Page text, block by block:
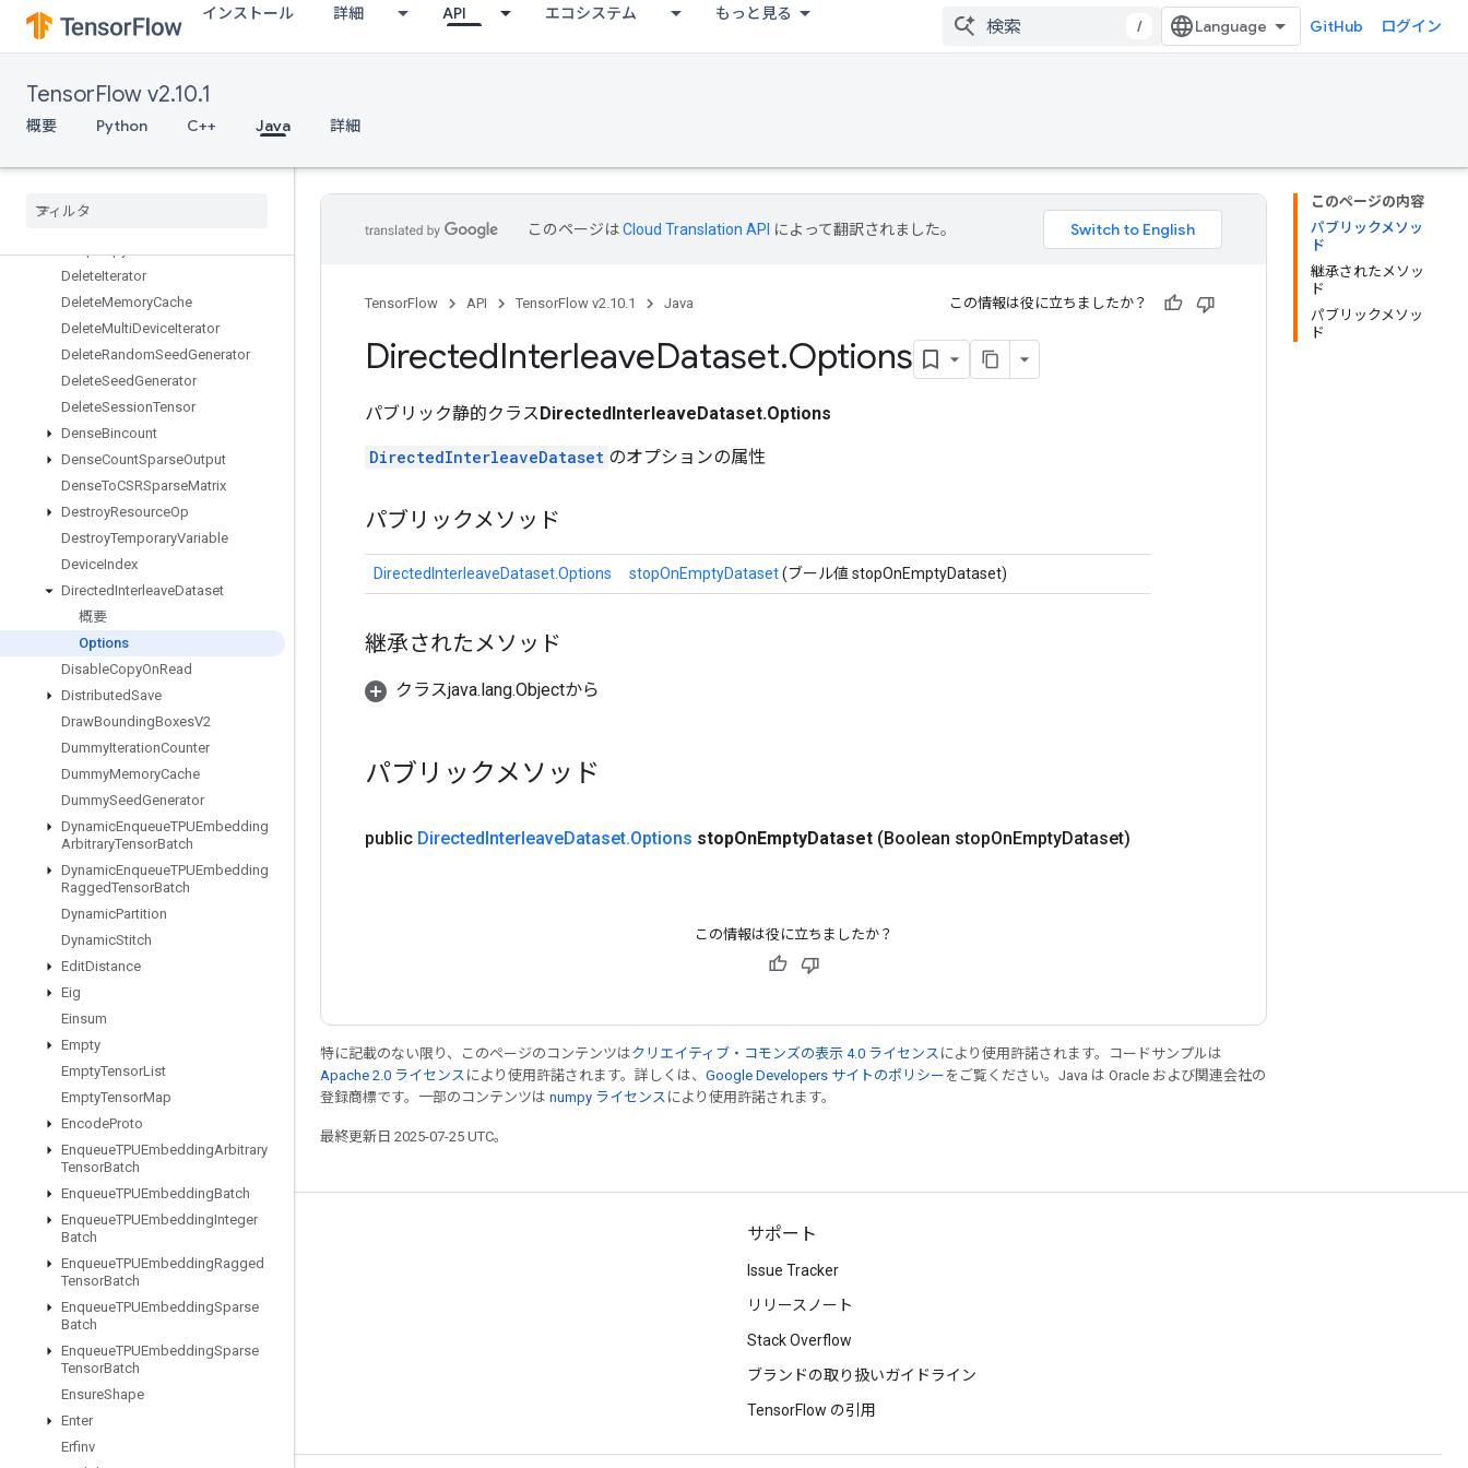
インストール 詳細 API エコシステム もっと見る
/ GitHub ログイン
TensorFlow v2.10.1
概要 Python C++ Java 詳細
DebugIdentity
DebugIdentityV2
DebugNanCount
DebugNumericSummary
DecodeImage
DeleteIterator
DeleteMemoryCache
DeleteMultiDeviceIterator
DeleteRandomSeedGenerator
DeleteSeedGenerator
DeleteSessionTensor
DenseBincount
DenseCountSparseOutput
DenseToCSRSparseMatrix
DestroyResourceOp
DestroyTemporaryVariable
DeviceIndex
DirectedInterleaveDataset
概要
Options
DisableCopyOnRead
DistributedSave
DrawBoundingBoxesV2
DummyIterationCounter
DummyMemoryCache
DummySeedGenerator
DynamicEnqueueTPUEmbedding
ArbitraryTensorBatch
DynamicEnqueueTPUEmbedding
RaggedTensorBatch
DynamicPartition
DynamicStitch
EditDistance
Eig
Einsum
Empty
EmptyTensorList
EmptyTensorMap
EncodeProto
EnqueueTPUEmbeddingArbitrary
TensorBatch
EnqueueTPUEmbeddingBatch
EnqueueTPUEmbeddingInteger
Batch
EnqueueTPUEmbeddingRagged
TensorBatch
EnqueueTPUEmbeddingSparse
Batch
EnqueueTPUEmbeddingSparse
TensorBatch
EnsureShape
Enter
Erfinv
このページの内容
パブリックメソッ
ド
継承されたメソッ
ド
パブリックメソッ
ド
このページはCloud Translation API によって翻訳されました。
TensorFlow API TensorFlow v2.10.1 Java この情報は役に立ちましたか？
DirectedInterleaveDataset.Options
パブリック静的クラスDirectedInterleaveDataset.Options
DirectedInterleaveDataset のオプションの属性
パブリックメソッド
DirectedInterleaveDataset.Options stopOnEmptyDataset(ブール値 stopOnEmptyDataset)
継承されたメソッド
クラスjava.lang.Objectから
パブリックメソッド
public DirectedInterleaveDataset.Options stopOnEmptyDataset (Boolean stopOnEmptyDataset)
この情報は役に立ちましたか？
特に記載のない限り、このページのコンテンツはクリエイティブ・コモンズの表示 4.0 ライセンス により使用許諾されます。コードサンプルは
Apache 2.0 ライセンス により使用許諾されます。詳しくは、 Google Developers サイトのポリシー をご覧ください。Java は Oracle および関連会社の
登録商標です。一部のコンテンツは numpy ライセンス により使用許諾されます。
最終更新日 2025-07-25 UTC。
つながる
ブログ
フォーラム
Twitter
サポート
Issue Tracker
リリースノート
Stack Overflow
ブランドの取り扱いガイドライン
TensorFlow の引用